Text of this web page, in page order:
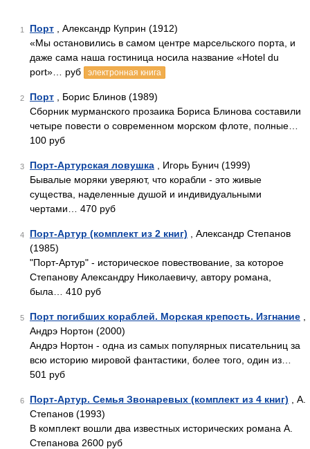
1 Порт , Александр Куприн (1912)
«Мы остановились в самом центре марсельского порта, и
даже сама наша гостиница носила название «Hotel du
port»… руб
электронная книга
2 Порт , Борис Блинов (1989)
Сборник мурманского прозаика Бориса Блинова составили
четыре повести о современном морском флоте, полные…
100 руб
3 Порт-Артурская ловушка , Игорь Бунич (1999)
Бывалые моряки уверяют, что корабли - это живые
существа, наделенные душой и индивидуальными
чертами… 470 руб
4 Порт-Артур (комплект из 2 книг) , Александр Степанов
(1985)
"Порт-Артур" - историческое повествование, за которое
Степанову Александру Николаевичу, автору романа,
была… 410 руб
5 Порт погибших кораблей. Морская крепость. Изгнание
Андрэ Нортон (2000)
Андрэ Нортон - одна из самых популярных писательниц за
всю историю мировой фантастики, более того, один из…
501 руб
6 Порт-Артур. Семья Звонаревых (комплект из 4 книг) , А.
Степанов (1993)
В комплект вошли два известных исторических романа А.
Степанова 2600 руб